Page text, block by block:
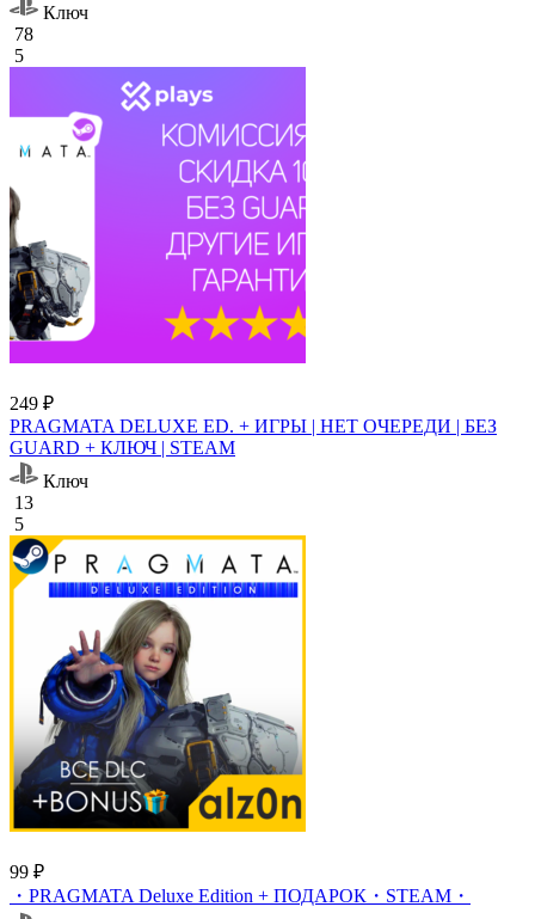
Ключ
78
5
249 ₽
PRAGMATA DELUXE ED. + ИГРЫ | НЕТ ОЧЕРЕДИ | БЕЗ
GUARD + КЛЮЧ | STEAM
Ключ
13
5
99 ₽
・PRAGMATA Deluxe Edition + ПОДАРОК・STEAM・